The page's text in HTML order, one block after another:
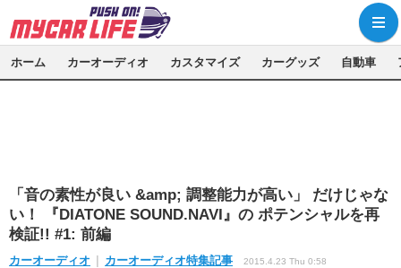
ホーム カーオーディオ カスタマイズ カーグッズ 自動車
「音の素性が良い &amp; 調整能力が高い」 だけじゃな
い！ 『DIATONE SOUND.NAVI』の ポテンシャルを再
検証!! #1: 前編
カーオーディオ カーオーディオ特集記事 2015.4.23 Thu 0:58